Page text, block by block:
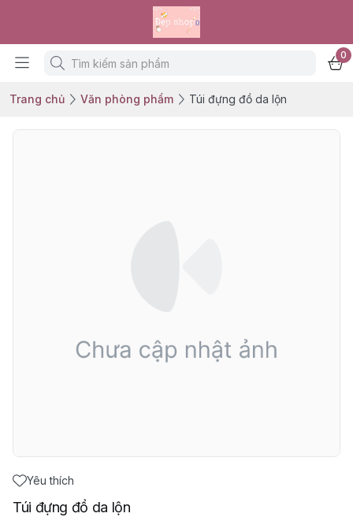
0
Trang chủ Văn phòng phẩm Túi đựng đồ da lộn
Yêu thích
Túi đựng đồ da lộn